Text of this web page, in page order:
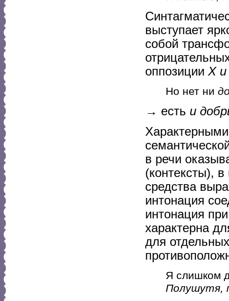
выступает
собой
оппозицииX и
Но нет ни
→ есть и
в речи
(контексты),
средства
интонация
интонация
характерна
для
Я слишком
Полушутя,